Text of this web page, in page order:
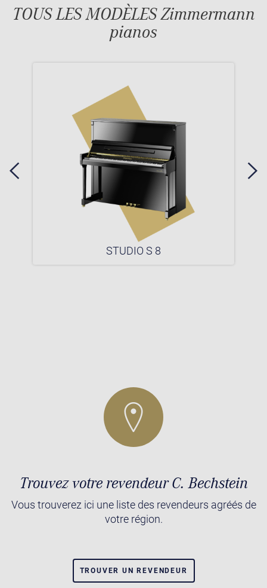
TOUS LES MODÈLES Zimmermann
pianos
STUDIO S 8
Trouvez votre revendeur C. Bechstein
Vous trouverez ici une liste des revendeurs agréés de
votre région.
TROUVER UN REVENDEUR